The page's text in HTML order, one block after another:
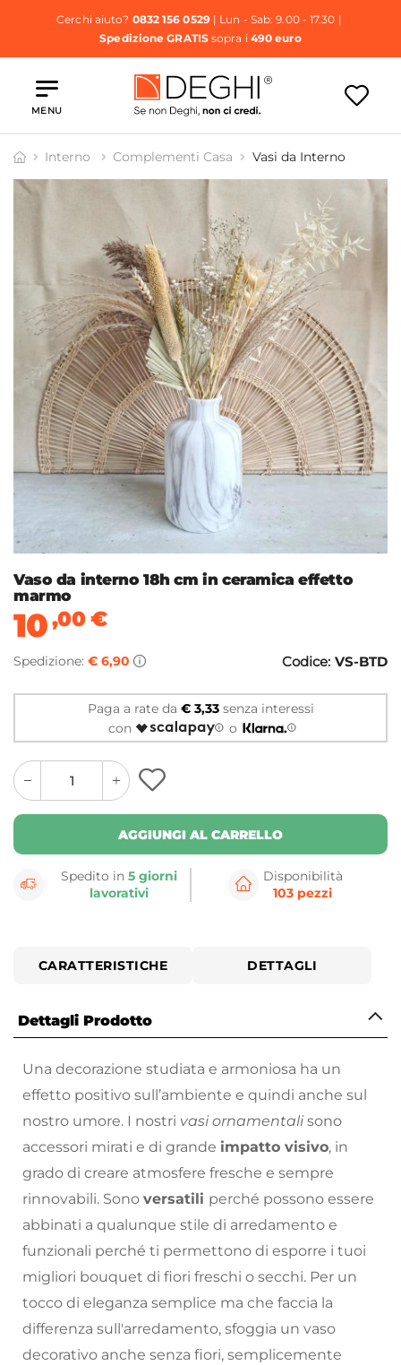
Cerchi aiuto? 0832 156 0529| Lun - Sab: 9.00 - 17.30 |
Spedizione GRATISsopra i 490 euro
MENU
Interno Complementi Casa Vasi da Interno
Vaso da interno 18h cm in ceramica effetto
marmo
10,00€
Spedizione: € 6,90 Codice: VS-BTD
Paga a rate da € 3,33senza interessi
con
o
quantity
button
quantity
minus
button
AGGIUNGI AL CARRELLO
Spedito in5 giorni
lavorativi
Disponibilità
103 pezzi
CARATTERISTICHE DETTAGLI
Dettagli Prodotto
Una decorazione studiata e armoniosa ha un
effetto positivo sull’ambiente e quindi anche sul
nostro umore. I nostri vasi ornamentalisono
accessori mirati e di grande impatto visivo, in
grado di creare atmosfere fresche e sempre
rinnovabili. Sono versatili perché possono essere
abbinati a qualunque stile di arredamento e
funzionali perché ti permettono di esporre i tuoi
migliori bouquet di fiori freschi o secchi. Per un
tocco di eleganza semplice ma che faccia la
differenza sull'arredamento, sfoggia un vaso
decorativo anche senza fiori, semplicemente